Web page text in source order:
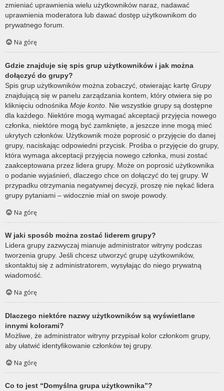
zmieniać uprawnienia wielu użytkowników naraz, nadawać
uprawnienia moderatora lub dawać dostęp użytkownikom do
prywatnego forum.
Na górę
Gdzie znajduje się spis grup użytkowników i jak można
dołączyć do grupy?
Spis grup użytkowników można zobaczyć, otwierając kartę Grupy
znajdującą się w panelu zarządzania kontem, który otwiera się po
kliknięciu odnośnika Moje konto . Nie wszystkie grupy są dostępne
dla każdego. Niektóre mogą wymagać akceptacji przyjęcia nowego
członka, niektóre mogą być zamknięte, a jeszcze inne mogą mieć
ukrytych członków. Użytkownik może poprosić o przyjęcie do danej
grupy, naciskając odpowiedni przycisk. Prośba o przyjęcie do grupy,
która wymaga akceptacji przyjęcia nowego członka, musi zostać
zaakceptowana przez lidera grupy. Może on poprosić użytkownika
o podanie wyjaśnień, dlaczego chce on dołączyć do tej grupy. W
przypadku otrzymania negatywnej decyzji, proszę nie nękać lidera
grupy pytaniami – widocznie miał on swoje powody.
Na górę
W jaki sposób można zostać liderem grupy?
Lidera grupy zazwyczaj mianuje administrator witryny podczas
tworzenia grupy. Jeśli chcesz utworzyć grupę użytkowników,
skontaktuj się z administratorem, wysyłając do niego prywatną
wiadomość.
Na górę
Dlaczego niektóre nazwy użytkowników są wyświetlane
innymi kolorami?
Możliwe, że administrator witryny przypisał kolor członkom grupy,
aby ułatwić identyfikowanie członków tej grupy.
Na górę
Co to jest “Domyślna grupa użytkownika”?